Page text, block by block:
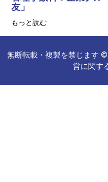
友」
もっと読む
無断転載・複製を禁じます
営に関す